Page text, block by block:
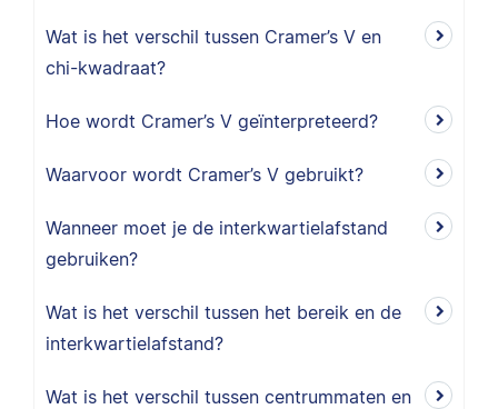
Wat is het verschil tussen Cramer’s V en
chi-kwadraat?
Hoe wordt Cramer’s V geïnterpreteerd?
Waarvoor wordt Cramer’s V gebruikt?
Wanneer moet je de interkwartielafstand
gebruiken?
Wat is het verschil tussen het bereik en de
interkwartielafstand?
Wat is het verschil tussen centrummaten en